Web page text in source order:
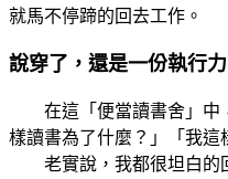
就馬不停蹄的回去工作。
說穿了，還是一份執行力
在這「便當讀書舍」中
樣讀書為了什麼？」「我這
老實說，我都很坦白的